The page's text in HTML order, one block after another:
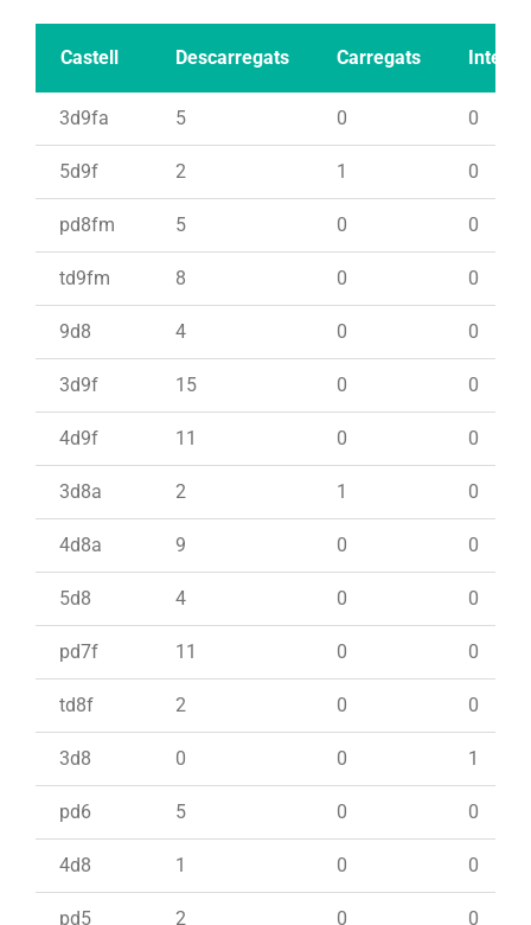
Castell Descarregats Carregats Intents
3d9fa 5 0 0
5d9f 2 1 0
pd8fm 5 0 0
td9fm 8 0 0
9d8 4 0 0
3d9f 15 0 0
4d9f 11 0 0
3d8a 2 1 0
4d8a 9 0 0
5d8 4 0 0
pd7f 11 0 0
td8f 2 0 0
3d8 0 0 1
pd6 5 0 0
4d8 1 0 0
pd5 2 0 0